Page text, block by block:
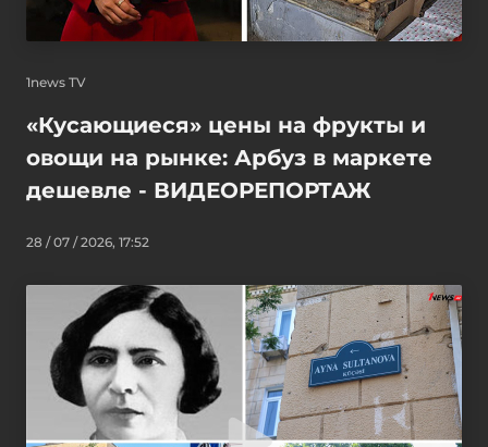
1news TV
«Кусающиеся» цены на фрукты и
овощи на рынке: Арбуз в маркете
дешевле - ВИДЕОРЕПОРТАЖ
28 / 07 / 2026, 17:52